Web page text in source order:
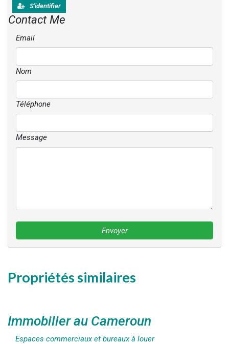
S'identifier
Contact Me
Email
Nom
Téléphone
Message
Envoyer
Propriétés similaires
Immobilier au Cameroun
Espaces commerciaux et bureaux à louer